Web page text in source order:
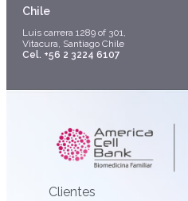
Chile
Luis carrera 1289 of 301,
Vitacura, Santiago Chile
Cel. +56 2 3224 6107
Clientes